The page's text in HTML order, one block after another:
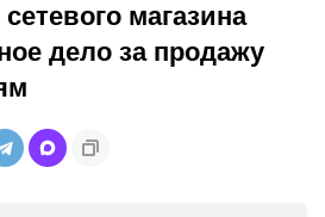
магазина
дело за продажу